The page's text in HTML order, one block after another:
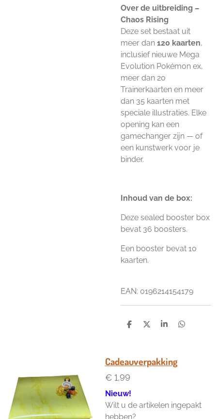
Over de uitbreiding –
Chaos Rising
Deze set bestaat uit
meer dan 120 kaarten,
inclusief nieuwe Mega
Evolution Pokémon ex,
meer dan 20
Trainerkaarten en meer
dan 35 kaarten met
speciale illustraties. Elke
opening kan een
gamechanger zijn — of
een kunstwerk voor je
binder.
Inhoud van de box:
Deze sealed booster box
bevat 36 boosters.
Een booster bevat 10
kaarten.
EAN: 0196214154179
D
D
S
e
D
Cadeauverpakking
€ 1,99
Nieuw!
Wilt u de artikelen ingepakt
hebben?